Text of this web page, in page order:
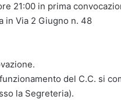
21:00 in prima
in Via 2 Giugno n. 48
del C.C. si
la Segreteria).